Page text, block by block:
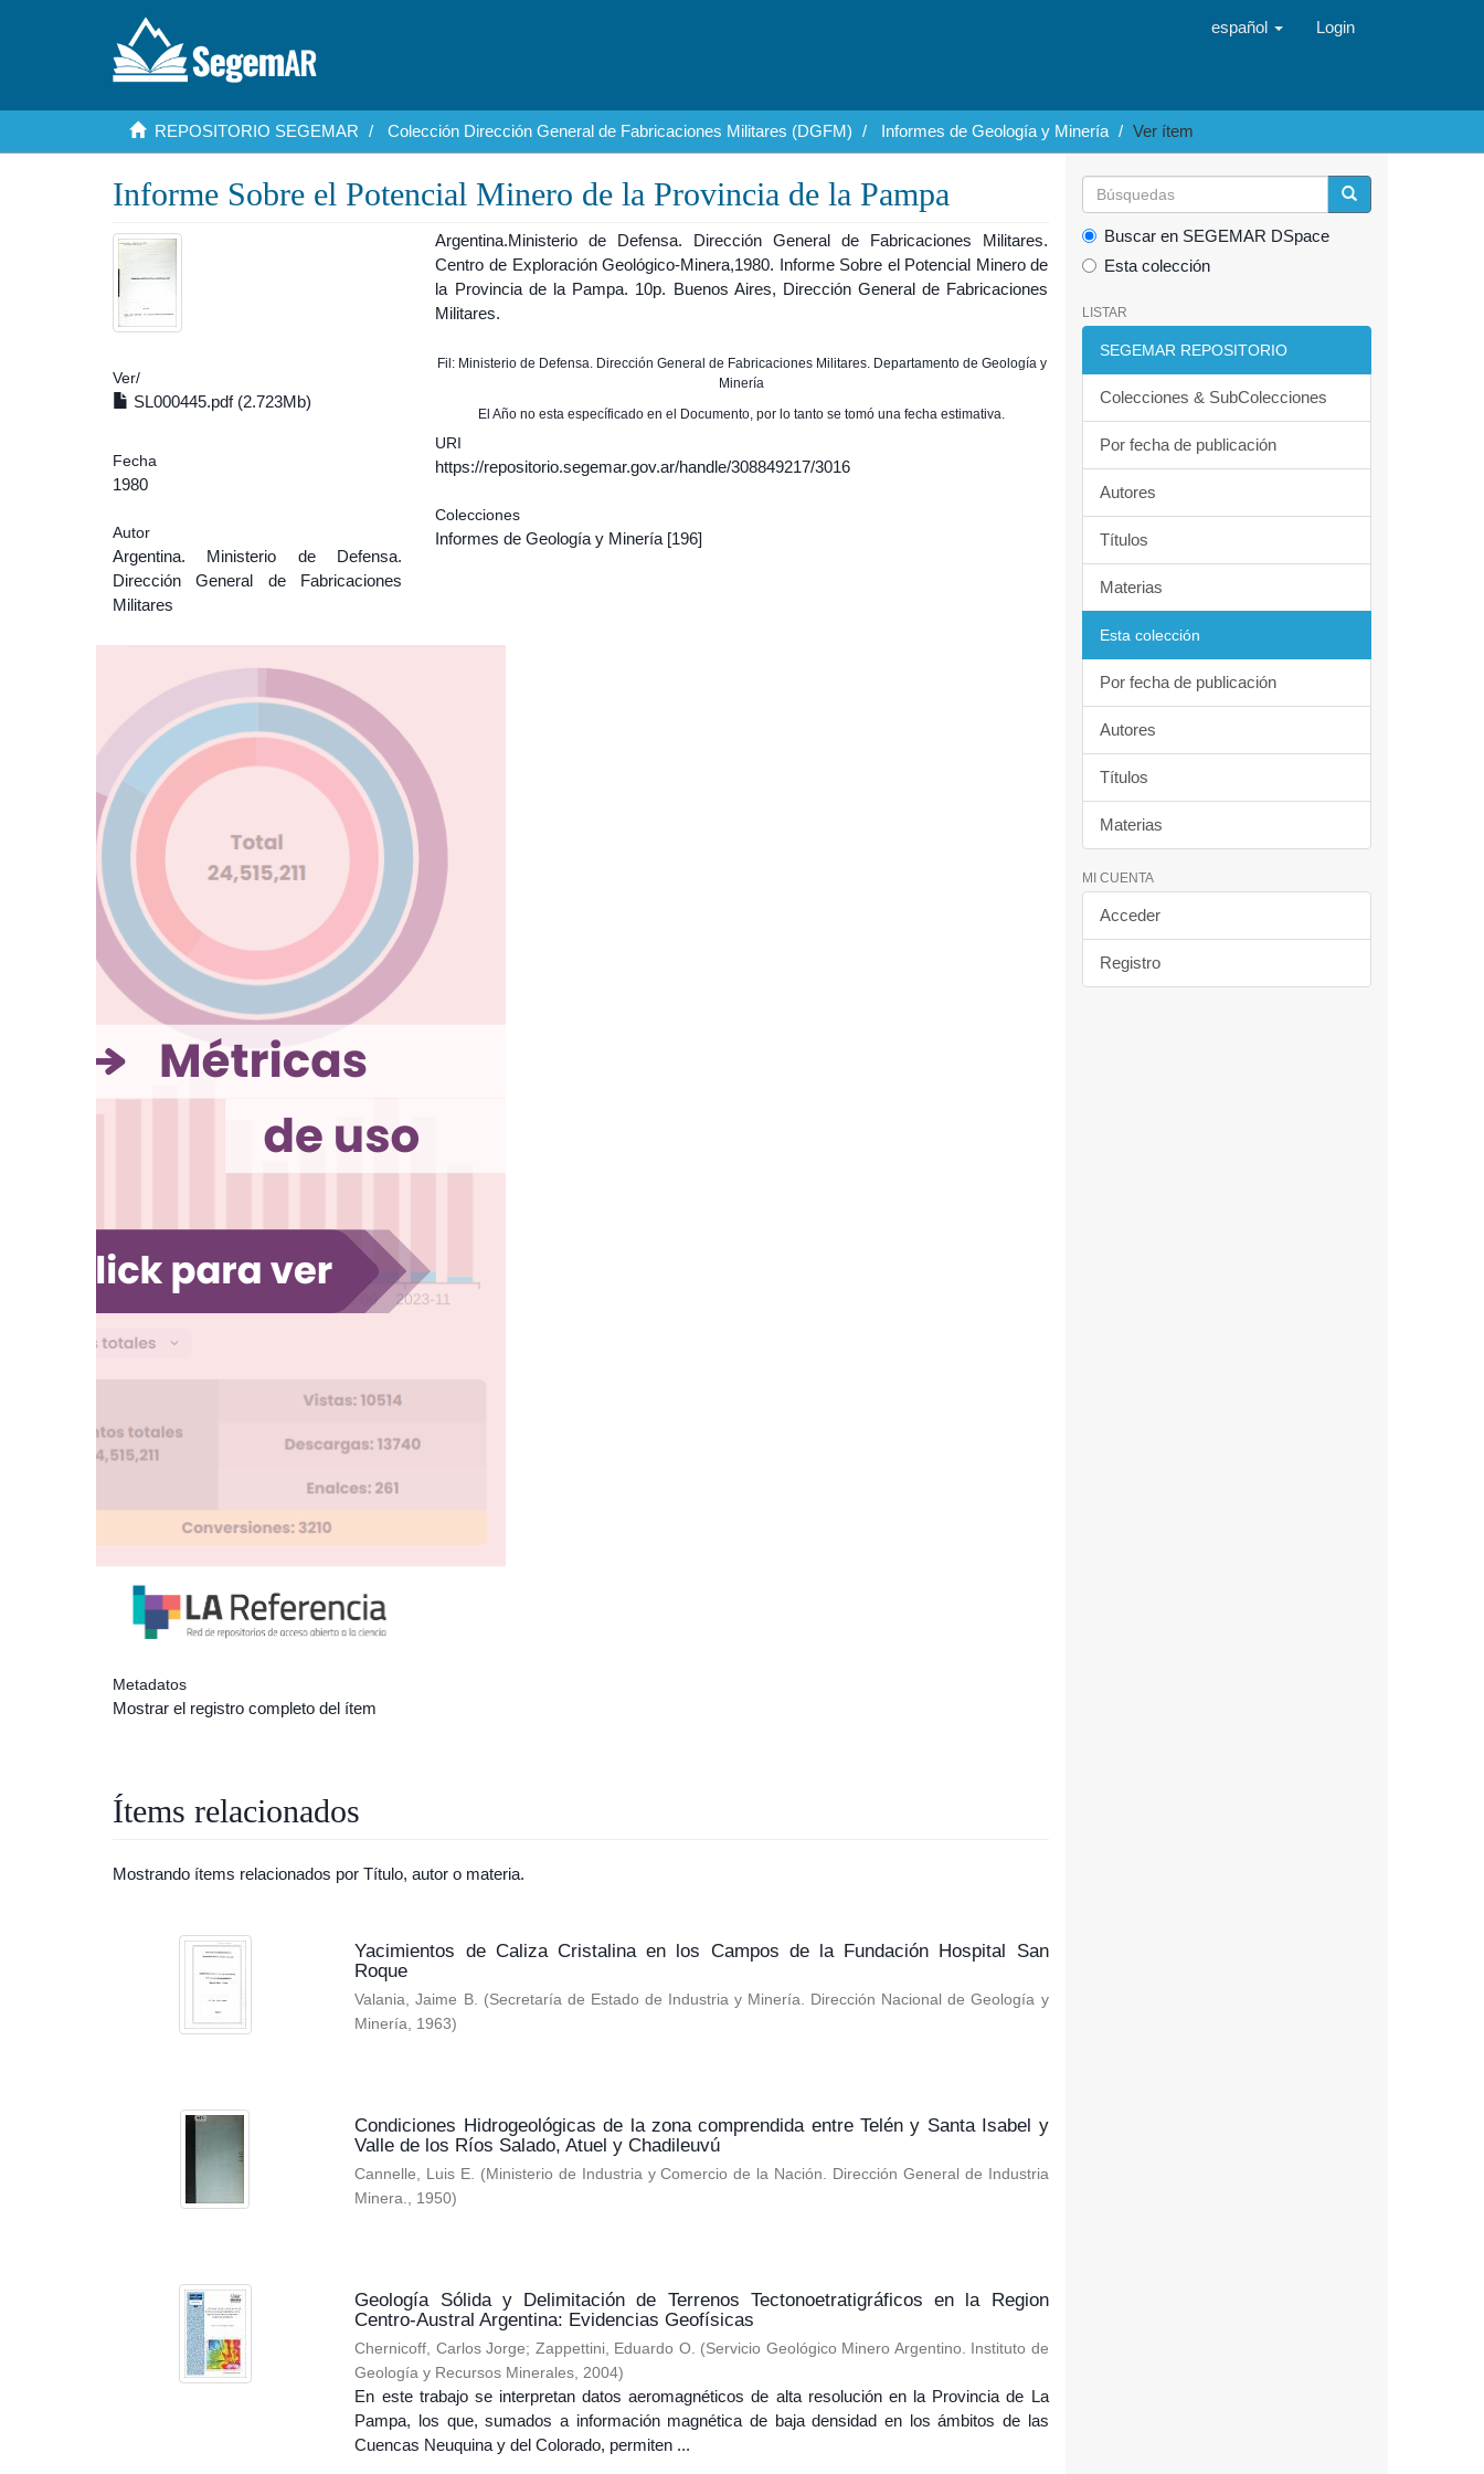
español Login
REPOSITORIO SEGEMAR Colección Dirección General de Fabricaciones Militares (DGFM) Informes de Geología y Minería Ver ítem
Informe Sobre el Potencial Minero de la Provincia de la Pampa
Ver/
SL000445.pdf (2.723Mb)
Fecha
1980
Autor
Argentina. Ministerio de Defensa.
Dirección General de Fabricaciones
Militares
Metadatos
Mostrar el registro completo del ítem
Argentina.Ministerio de Defensa. Dirección General de Fabricaciones Militares.
Centro de Exploración Geológico-Minera,1980. Informe Sobre el Potencial Minero de
la Provincia de la Pampa. 10p. Buenos Aires, Dirección General de Fabricaciones
Militares.
Fil: Ministerio de Defensa. Dirección General de Fabricaciones Militares. Departamento de Geología y
Minería
El Año no esta específicado en el Documento, por lo tanto se tomó una fecha estimativa.
URI
https://repositorio.segemar.gov.ar/handle/308849217/3016
Colecciones
Informes de Geología y Minería [196]
Ítems relacionados
Mostrando ítems relacionados por Título, autor o materia.
Yacimientos de Caliza Cristalina en los Campos de la Fundación Hospital San
Roque
Valania, Jaime B. (Secretaría de Estado de Industria y Minería. Dirección Nacional de Geología y
Minería, 1963)
Condiciones Hidrogeológicas de la zona comprendida entre Telén y Santa Isabel y
Valle de los Ríos Salado, Atuel y Chadileuvú
Cannelle, Luis E. (Ministerio de Industria y Comercio de la Nación. Dirección General de Industria
Minera., 1950)
Geología Sólida y Delimitación de Terrenos Tectonoetratigráficos en la Region
Centro-Austral Argentina: Evidencias Geofísicas
Chernicoff, Carlos Jorge; Zappettini, Eduardo O. (Servicio Geológico Minero Argentino. Instituto de
Geología y Recursos Minerales,2004)
En este trabajo se interpretan datos aeromagnéticos de alta resolución en la Provincia de La
Pampa, los que, sumados a información magnética de baja densidad en los ámbitos de las
Cuencas Neuquina y del Colorado, permiten ...
Buscar en SEGEMAR DSpace
Esta colección
LISTAR
SEGEMAR REPOSITORIO
Colecciones & SubColecciones
Por fecha de publicación
Autores
Títulos
Materias
Esta colección
Por fecha de publicación
Autores
Títulos
Materias
MI CUENTA
Acceder
Registro